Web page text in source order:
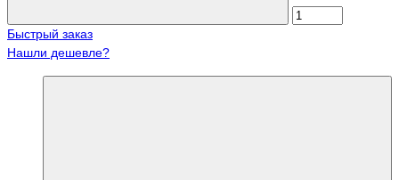
Быстрый заказ
Нашли дешевле?